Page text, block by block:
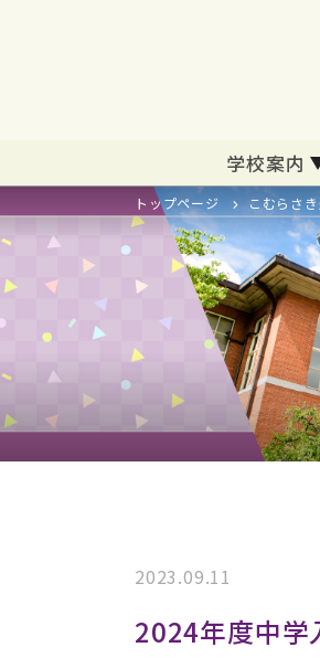
学校案内
トップページ こむらさ
2023.09.11
2024年度中学